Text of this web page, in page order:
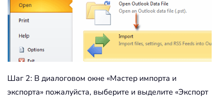
Шаг 2: В диалоговом окне «Мастер импорта и
экспорта» пожалуйста, выберите и выделите «Экспорт